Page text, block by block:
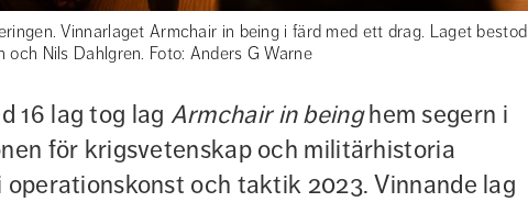
Vinnarlaget Armchair in being i färd med ett drag. Laget bestod
och Nils Dahlgren. Foto: Anders G Warne
16 lag tog lag Armchair in being hem segern i
för krigsvetenskap och militärhistoria
och taktik 2023. Vinnande lag